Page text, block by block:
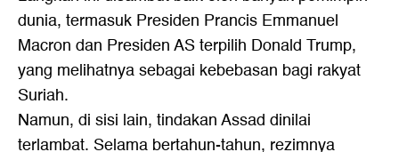
dunia, termasuk Presiden Prancis Emmanuel
Macron dan Presiden AS terpilih Donald Trump,
yang melihatnya sebagai kebebasan bagi rakyat
Suriah.
Namun, di sisi lain, tindakan Assad dinilai
terlambat. Selama bertahun-tahun, rezimnya